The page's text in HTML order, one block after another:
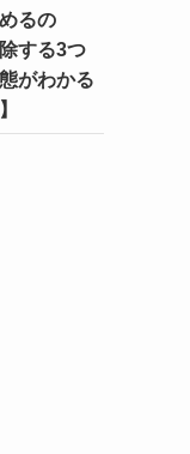
るの
する3つ
がわかる